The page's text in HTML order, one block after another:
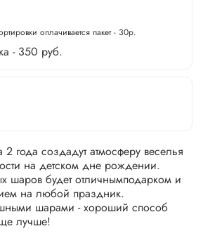
оплачивается пакет - 30р.
- 350 руб.
года создадут атмосферу веселья
на детском дне рождении.
шаров будет отличнымподарком и
на любой праздник.
шарами - хороший способ
лучше!